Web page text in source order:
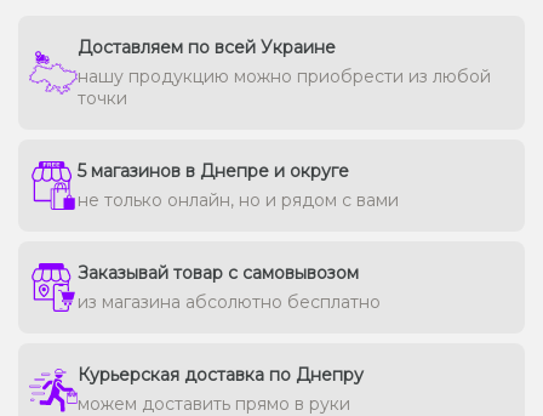
Доставляем по всей Украине
нашу продукцию можно приобрести из любой
точки
5 магазинов в Днепре и округе
не только онлайн, но и рядом с вами
Заказывай товар с самовывозом
из магазина абсолютно бесплатно
Курьерская доставка по Днепру
можем доставить прямо в руки